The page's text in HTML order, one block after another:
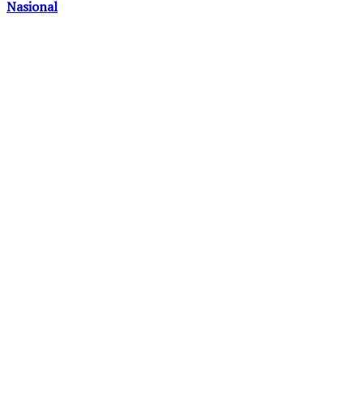
Nasional